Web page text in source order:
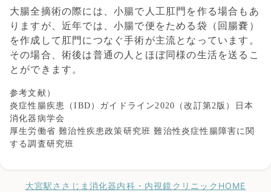
大腸全摘術の際には、小腸で人工肛門を作る場合もあ
りますが、近年では、小腸で便をためる袋（回腸嚢）
を作成して肛門につなぐ手術が主流となっています。
その場合、術後は普通の人とほぼ同様の生活を送るこ
とができます。
参考文献）
炎症性腸疾患（IBD）ガイドライン2020（改訂第2版）日本
消化器病学会
厚生労働省 難治性疾患政策研究班 難治性炎症性腸障害に関
する調査研究班
大宮駅ささじま消化器内科・内視鏡クリニックHOME